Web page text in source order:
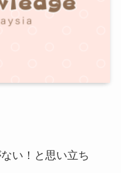
い！と思い立ち